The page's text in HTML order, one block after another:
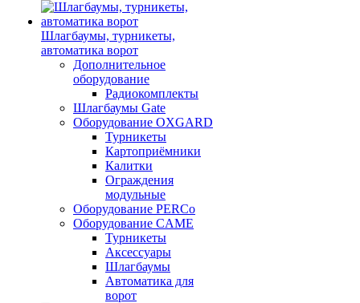
Шлагбаумы, турникеты,
автоматика ворот
Дополнительное
оборудование
Радиокомплекты
Шлагбаумы Gate
Оборудование OXGARD
Турникеты
Картоприёмники
Калитки
Ограждения
модульные
Оборудование PERCo
Оборудование CAME
Турникеты
Аксессуары
Шлагбаумы
Автоматика для
ворот